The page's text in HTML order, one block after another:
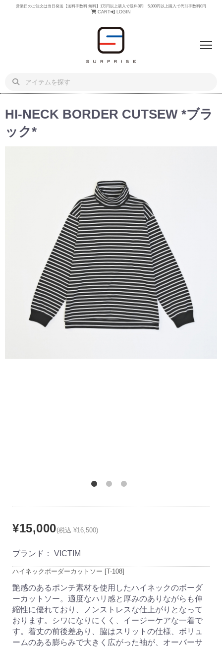
営業日のご注文は当日発送【送料手数料 無料】1万円以上購入で送料0円 5,000円以上購入で代引手数料0円
CART LOGIN
HI-NECK BORDER CUTSEW *ブラ
ック*
¥15,000(税込 ¥16,500)
ブランド： VICTIM
ハイネックボーダーカットソー [T-108]
艶感のあるポンチ素材を使用したハイネックのボーダ
ーカットソー。適度なハリ感と厚みのありながらも伸
縮性に優れており、ノンストレスな仕上がりとなって
おります。シワになりにくく、イージーケアな一着で
す。着丈の前後差あり、脇はスリットの仕様、ボリュ
ームのある膨らみで大きく広がった袖が、オーバーサ